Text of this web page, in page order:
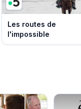
Les routes de
l'impossible